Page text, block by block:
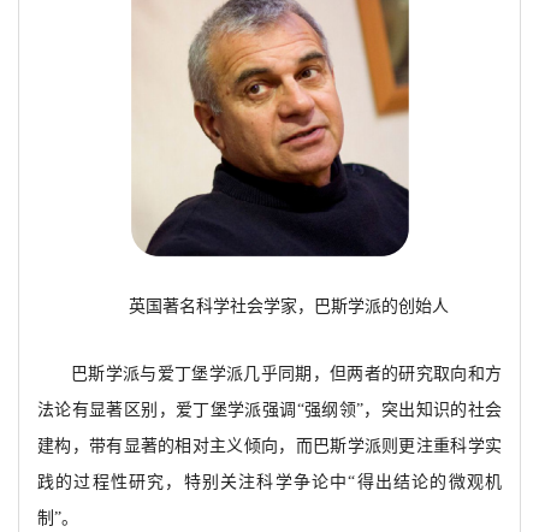
英国著名科学社会学家，巴斯学派的创始人
巴斯学派与爱丁堡学派几乎同期，但两者的研究取向和方
法论有显著区别，爱丁堡学派强调 “强纲领”，突出知识的社会
建构，带有显著的相对主义倾向，而巴斯学派则更注重科学实
践的过程性研究，特别关注科学争论中“得出结论的微观机
制”。